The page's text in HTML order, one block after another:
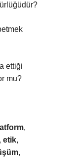
ettiği
mu?
,
, etik,
,